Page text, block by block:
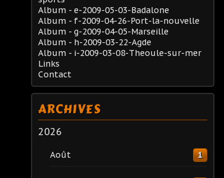
Album - e-2009-05-03-Badalone
Album - f-2009-04-26-Port-la-nouvelle
Album - g-2009-04-05-Marseille
Album - h-2009-03-22-Agde
Album - i-2009-03-08-Theoule-sur-mer
Links
Contact
ARCHIVES
2026
Août 1